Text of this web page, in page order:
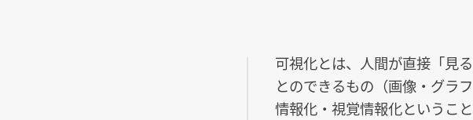
可視化とは、人間が直接「見
とのできるもの（画像・グラ
情報化・視覚情報化ということ